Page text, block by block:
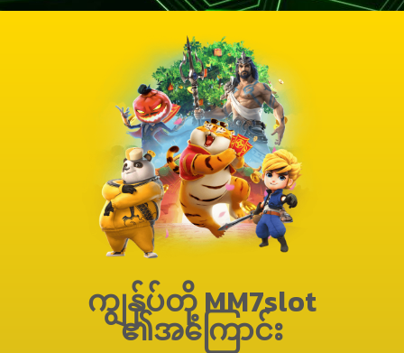
ကျွန်ုပ်တို့ MM7slot
၏အကြောင်း